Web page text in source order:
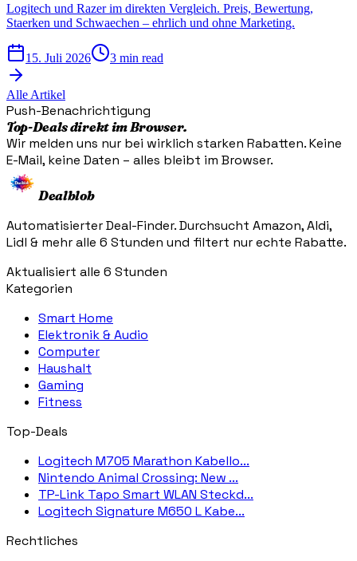
Logitech und Razer im direkten Vergleich. Preis, Bewertung,
Staerken und Schwaechen – ehrlich und ohne Marketing.
15. Juli 2026 3 min read
Alle Artikel
Push-Benachrichtigung
Top-Deals direkt im Browser.
Wir melden uns nur bei wirklich starken Rabatten. Keine
E-Mail, keine Daten – alles bleibt im Browser.
Dealblob
Automatisierter Deal-Finder. Durchsucht Amazon, Aldi,
Lidl & mehr alle 6 Stunden und filtert nur echte Rabatte.
Aktualisiert alle 6 Stunden
Kategorien
Smart Home
Elektronik & Audio
Computer
Haushalt
Gaming
Fitness
Top-Deals
Logitech M705 Marathon Kabello...
Nintendo Animal Crossing: New ...
TP-Link Tapo Smart WLAN Steckd...
Logitech Signature M650 L Kabe...
Rechtliches